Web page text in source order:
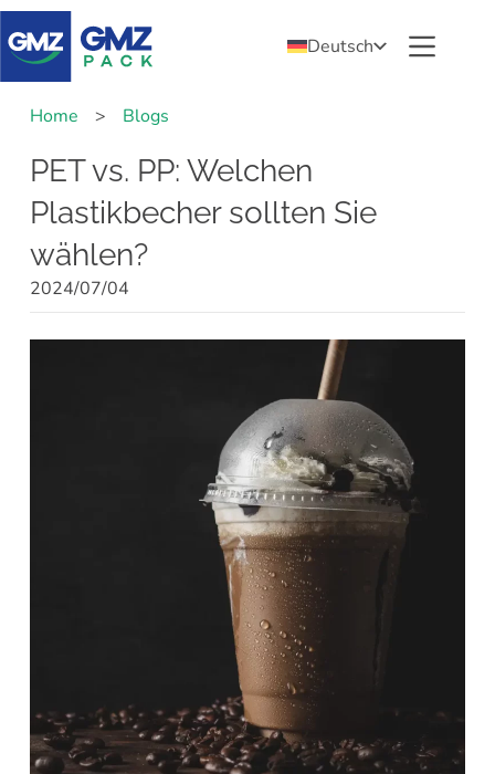
Deutsch
Home > Blogs
PET vs. PP: Welchen
Plastikbecher sollten Sie
wählen?
2024/07/04